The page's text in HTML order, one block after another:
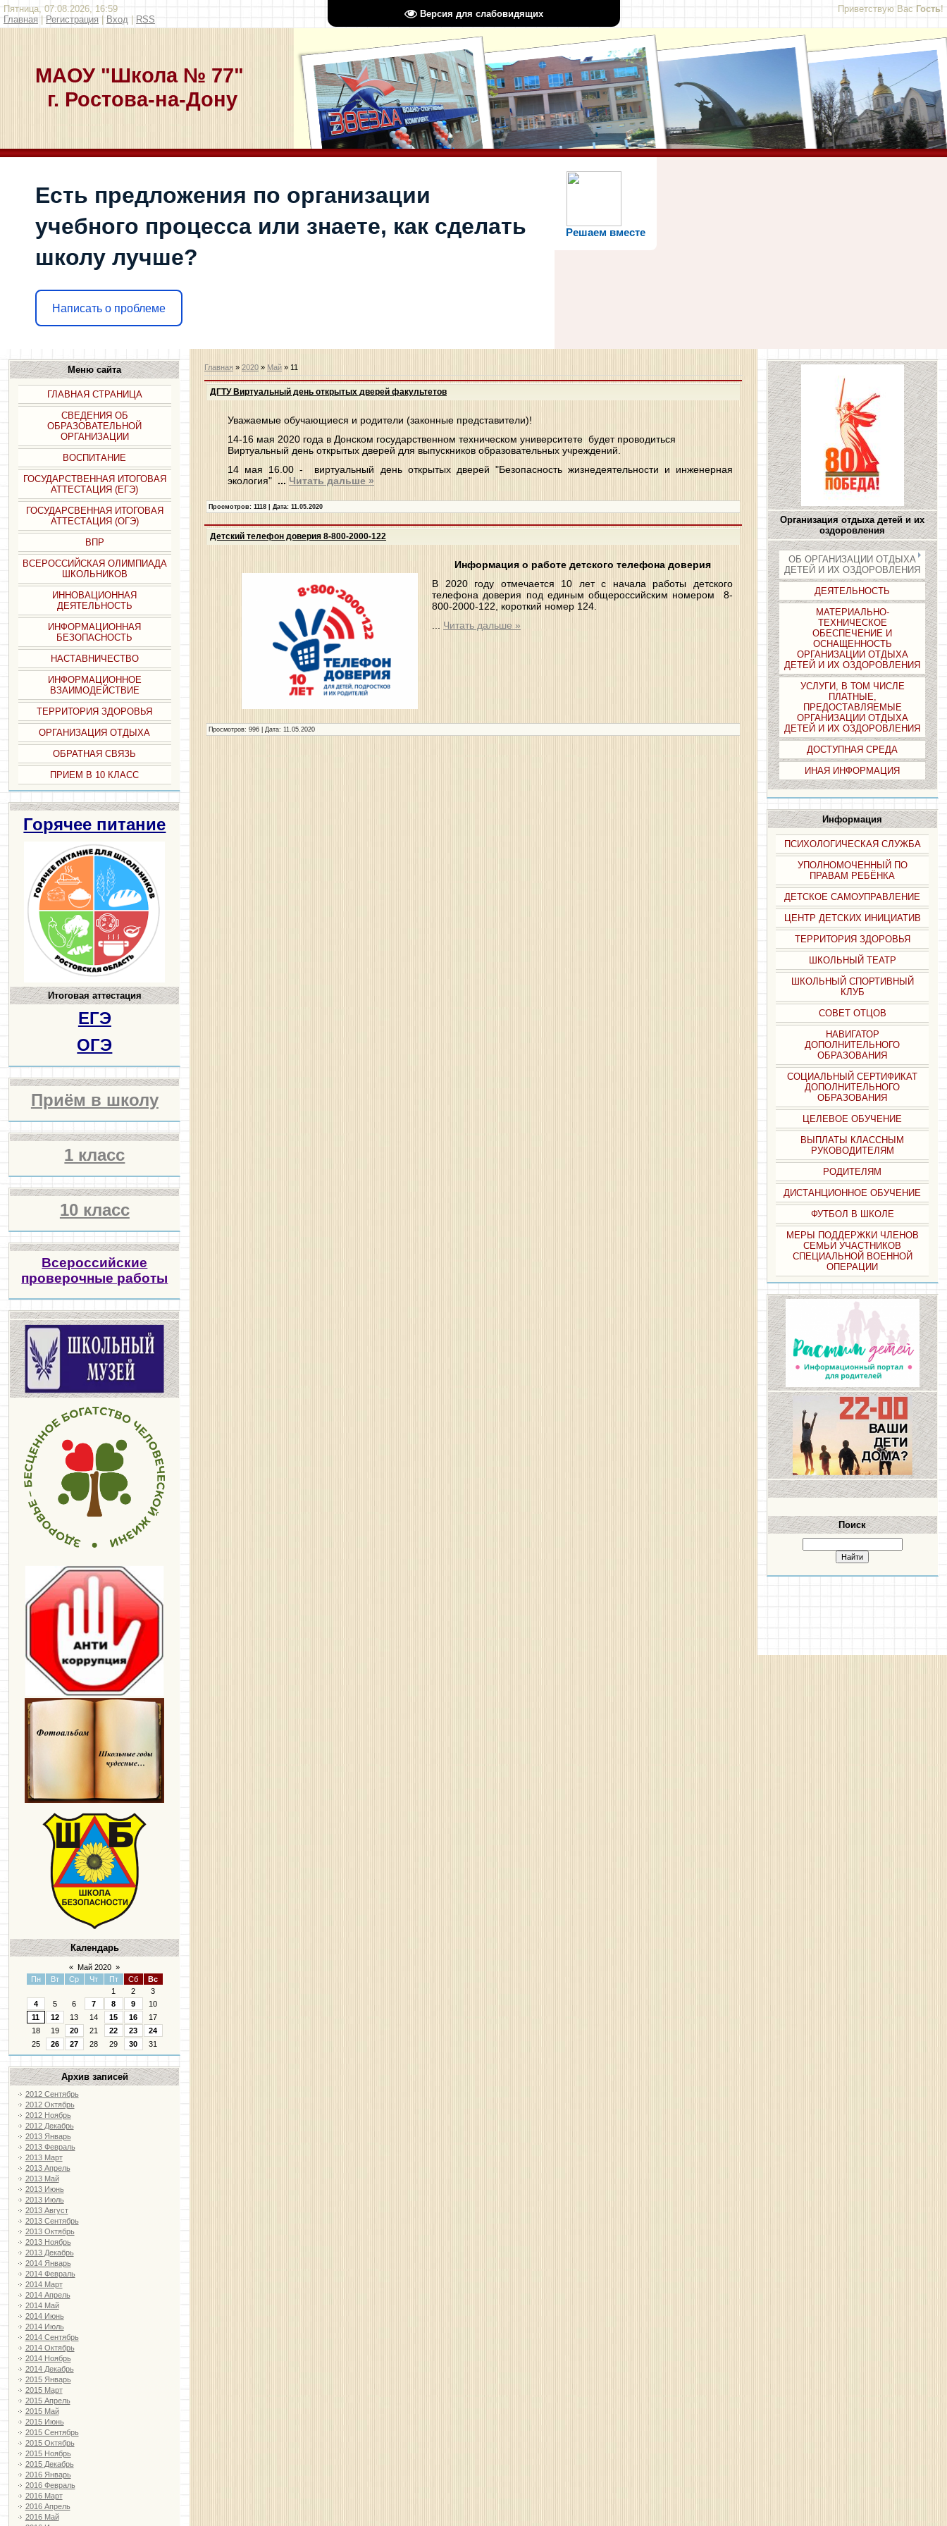
Версия для слабовидящих Приветствую Вас Гость!
Пятница, 07.08.2026, 16:59
Главная
Регистрация Вход RSS
МАОУ "Школа № 77"
г. Ростова-на-Дону
Решаем вместе
Есть предложения по организации
учебного процесса или знаете, как сделать
школу лучше?
Написать о проблеме
Меню сайта
ГЛАВНАЯ СТРАНИЦА
СВЕДЕНИЯ ОБ
ОБРАЗОВАТЕЛЬНОЙ
ОРГАНИЗАЦИИ
ВОСПИТАНИЕ
ГОСУДАРСТВЕННАЯ ИТОГОВАЯ
АТТЕСТАЦИЯ (ЕГЭ)
ГОСУДАРСВЕННАЯ ИТОГОВАЯ
АТТЕСТАЦИЯ (ОГЭ)
ВПР
ВСЕРОССИЙСКАЯ ОЛИМПИАДА
ШКОЛЬНИКОВ
ИННОВАЦИОННАЯ
ДЕЯТЕЛЬНОСТЬ
ИНФОРМАЦИОННАЯ
БЕЗОПАСНОСТЬ
НАСТАВНИЧЕСТВО
ИНФОРМАЦИОННОЕ
ВЗАИМОДЕЙСТВИЕ
ТЕРРИТОРИЯ ЗДОРОВЬЯ
ОРГАНИЗАЦИЯ ОТДЫХА
ОБРАТНАЯ СВЯЗЬ
ПРИЕМ В 10 КЛАСС
Горячее питание
Итоговая аттестация
ЕГЭ
ОГЭ
Приём в школу
1 класс
10 класс
Всероссийские
проверочные работы
Календарь
« Май 2020 »
Пн
Вт Ср Чт Пт Сб
Вс
1
2
3
4
5 6 7 8 9
10
11
12 13 14 15 16
17
18
19 20 21 22 23
24
25
26 27 28 29 30 31
Архив записей
2012 Сентябрь
2012 Октябрь
2012 Ноябрь
2012 Декабрь
2013 Январь
2013 Февраль
2013 Март
2013 Апрель
2013 Май
2013 Июнь
2013 Июль
2013 Август
2013 Сентябрь
2013 Октябрь
2013 Ноябрь
2013 Декабрь
2014 Январь
2014 Февраль
2014 Март
2014 Апрель
2014 Май
2014 Июнь
2014 Июль
2014 Сентябрь
2014 Октябрь
2014 Ноябрь
2014 Декабрь
2015 Январь
2015 Март
2015 Апрель
2015 Май
2015 Июнь
2015 Сентябрь
2015 Октябрь
2015 Ноябрь
2015 Декабрь
2016 Январь
2016 Февраль
2016 Март
2016 Апрель
2016 Май
Организация отдыха детей и их
оздоровления
ОБ ОРГАНИЗАЦИИ ОТДЫХА
ДЕТЕЙ И ИХ ОЗДОРОВЛЕНИЯ
ДЕЯТЕЛЬНОСТЬ
МАТЕРИАЛЬНО-
ТЕХНИЧЕСКОЕ
ОБЕСПЕЧЕНИЕ И
ОСНАЩЕННОСТЬ
ОРГАНИЗАЦИИ ОТДЫХА
ДЕТЕЙ И ИХ ОЗДОРОВЛЕНИЯ
УСЛУГИ, В ТОМ ЧИСЛЕ
ПЛАТНЫЕ,
ПРЕДОСТАВЛЯЕМЫЕ
ОРГАНИЗАЦИИ ОТДЫХА
ДЕТЕЙ И ИХ ОЗДОРОВЛЕНИЯ
ДОСТУПНАЯ СРЕДА
ИНАЯ ИНФОРМАЦИЯ
Информация
ПСИХОЛОГИЧЕСКАЯ СЛУЖБА
УПОЛНОМОЧЕННЫЙ ПО
ПРАВАМ РЕБЁНКА
ДЕТСКОЕ САМОУПРАВЛЕНИЕ
ЦЕНТР ДЕТСКИХ ИНИЦИАТИВ
ТЕРРИТОРИЯ ЗДОРОВЬЯ
ШКОЛЬНЫЙ ТЕАТР
ШКОЛЬНЫЙ СПОРТИВНЫЙ
КЛУБ
СОВЕТ ОТЦОВ
НАВИГАТОР
ДОПОЛНИТЕЛЬНОГО
ОБРАЗОВАНИЯ
СОЦИАЛЬНЫЙ СЕРТИФИКАТ
ДОПОЛНИТЕЛЬНОГО
ОБРАЗОВАНИЯ
ЦЕЛЕВОЕ ОБУЧЕНИЕ
ВЫПЛАТЫ КЛАССНЫМ
РУКОВОДИТЕЛЯМ
РОДИТЕЛЯМ
ДИСТАНЦИОННОЕ ОБУЧЕНИЕ
ФУТБОЛ В ШКОЛЕ
МЕРЫ ПОДДЕРЖКИ ЧЛЕНОВ
СЕМЬИ УЧАСТНИКОВ
СПЕЦИАЛЬНОЙ ВОЕННОЙ
ОПЕРАЦИИ
Поиск
Главная »2020 » Май » 11
ДГТУ Виртуальный день открытых дверей факультетов
Уважаемые обучающиеся и родители (законные представители)!
14-16 мая 2020 года в Донском государственном техническом университете будет проводиться
Виртуальный день открытых дверей для выпускников образовательных учреждений.
14 мая 16.00 - виртуальный день открытых дверей "Безопасность жизнедеятельности и инженерная
экология" ...Читать дальше »
Просмотров: 1118 | Дата:11.05.2020
Детский телефон доверия 8-800-2000-122
Информация о работе детского телефона доверия
В 2020 году отмечается 10 лет с начала работы детского
телефона доверия под единым общероссийским номером 8-
800-2000-122, короткий номер 124.
Читать дальше »
Просмотров: 996 | Дата:11.05.2020